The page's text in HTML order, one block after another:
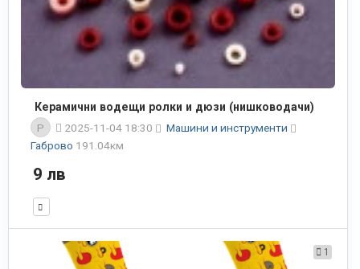
Керамични водещи ролки и дюзи (нишководачи)
P
2025-11-04 18:30
Машини и инструменти
Габрово 191.04км
9 лв
1